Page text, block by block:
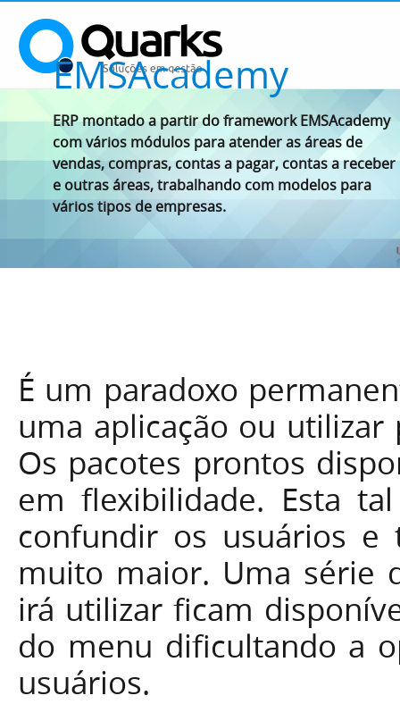
EMSAcademy
ERP montado a partir do framework EMSAcademy
com vários módulos para atender as áreas de
vendas, compras, contas a pagar, contas a receber
e outras áreas, trabalhando com modelos para
vários tipos de empresas.
É um paradoxo
uma aplicação ou
Os pacotes prontos
em flexibilidade. Esta
confundir os usuários e
muito maior. Uma série
irá utilizar ficam
do menu dificultando a
usuários.